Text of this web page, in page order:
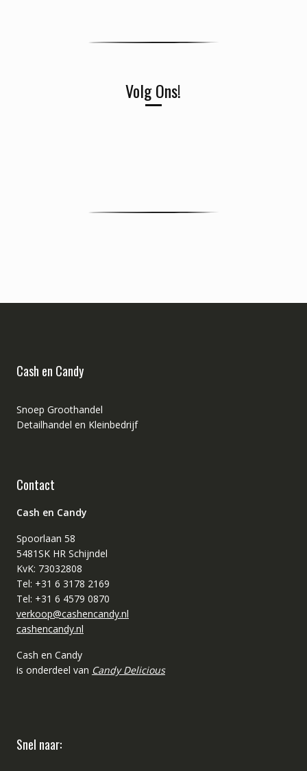
Volg Ons!
Cash en Candy
Snoep Groothandel
Detailhandel en Kleinbedrijf
Contact
Cash en Candy
Spoorlaan 58
5481SK HR Schijndel
KvK: 73032808
Tel: +31 6 3178 2169
Tel: +31 6 4579 0870
verkoop@cashencandy.nl
cashencandy.nl
Cash en Candy
is onderdeel van Candy Delicious
Snel naar: